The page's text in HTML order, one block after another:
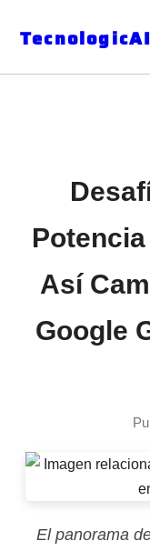
TecnologicAI
Así
Google
El panorama